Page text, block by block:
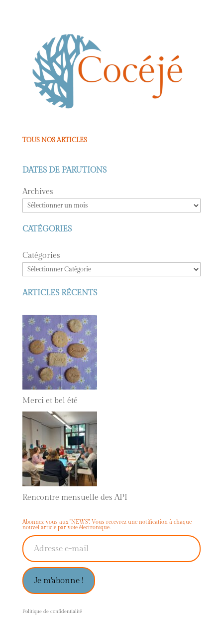
TOUS NOS ARTICLES
DATES DE PARUTIONS
Archives
CATÉGORIES
Catégories
ARTICLES RÉCENTS
Merci et bel été
Rencontre mensuelle des API
Abonnez-vous aux "NEWS". Vous recevrez une notification à chaque
nouvel article par voie électronique.
Je m'abonne !
Politique de confidentialité